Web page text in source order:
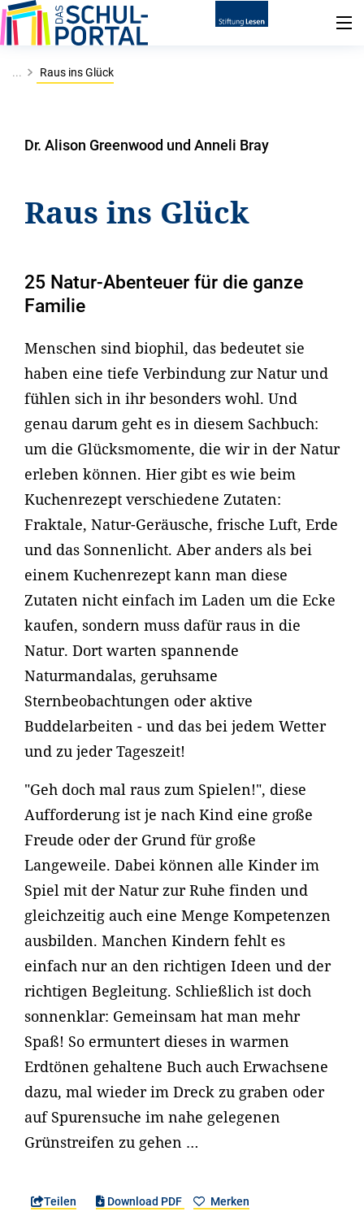
... Raus ins Glück
Dr. Alison Greenwood und Anneli Bray
Raus ins Glück
25 Natur-Abenteuer für die ganze
Familie
Menschen sind biophil, das bedeutet sie
haben eine tiefe Verbindung zur Natur und
fühlen sich in ihr besonders wohl. Und
genau darum geht es in diesem Sachbuch:
um die Glücksmomente, die wir in der Natur
erleben können. Hier gibt es wie beim
Kuchenrezept verschiedene Zutaten:
Fraktale, Natur-Geräusche, frische Luft, Erde
und das Sonnenlicht. Aber anders als bei
einem Kuchenrezept kann man diese
Zutaten nicht einfach im Laden um die Ecke
kaufen, sondern muss dafür raus in die
Natur. Dort warten spannende
Naturmandalas, geruhsame
Sternbeobachtungen oder aktive
Buddelarbeiten - und das bei jedem Wetter
und zu jeder Tageszeit!
"Geh doch mal raus zum Spielen!", diese
Aufforderung ist je nach Kind eine große
Freude oder der Grund für große
Langeweile. Dabei können alle Kinder im
Spiel mit der Natur zur Ruhe finden und
gleichzeitig auch eine Menge Kompetenzen
ausbilden. Manchen Kindern fehlt es
einfach nur an den richtigen Ideen und der
richtigen Begleitung. Schließlich ist doch
sonnenklar: Gemeinsam hat man mehr
Spaß! So ermuntert dieses in warmen
Erdtönen gehaltene Buch auch Erwachsene
dazu, mal wieder im Dreck zu graben oder
auf Spurensuche im nahe gelegenen
Grünstreifen zu gehen …
Teilen Download PDF Merken